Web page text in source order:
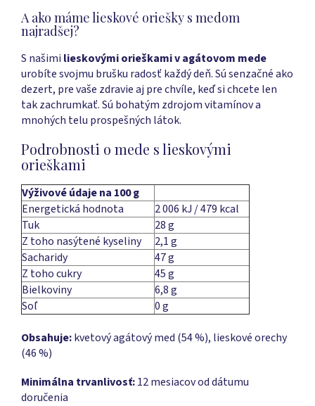
A ako máme lieskové oriešky s medom
najradšej?
S našimi lieskovými orieškami v agátovom mede
urobíte svojmu brušku radosť každý deň. Sú senzačné ako
dezert, pre vaše zdravie aj pre chvíle, keď si chcete len
tak zachrumkať. Sú bohatým zdrojom vitamínov a
mnohých telu prospešných látok.
Podrobnosti o mede s lieskovými
orieškami
Výživové údaje na 100 g
Energetická hodnota
2 006 kJ / 479 kcal
Tuk
28 g
Z toho nasýtené kyseliny
2,1 g
Sacharidy
47 g
Z toho cukry
45 g
Bielkoviny
6,8 g
Soľ
0 g
Obsahuje:kvetový agátový med (54 %), lieskové orechy
(46 %)
Minimálna trvanlivosť:12 mesiacov od dátumu
doručenia